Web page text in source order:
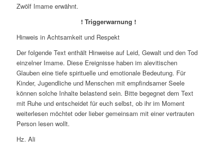
Zwölf Imame erwähnt.
! Triggerwarnung !
Hinweis in Achtsamkeit und Respekt
Der folgende Text enthält Hinweise auf Leid, Gewalt und den Tod
einzelner Imame. Diese Ereignisse haben im alevitischen
Glauben eine tiefe spirituelle und emotionale Bedeutung. Für
Kinder, Jugendliche und Menschen mit empfindsamer Seele
können solche Inhalte belastend sein. Bitte begegnet dem Text
mit Ruhe und entscheidet für euch selbst, ob ihr im Moment
weiterlesen möchtet oder lieber gemeinsam mit einer vertrauten
Person lesen wollt.
Hz. Ali